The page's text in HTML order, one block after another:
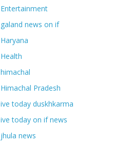
Entertainment
galand news on if
Haryana
Health
himachal
Himachal Pradesh
ive today duskhkarma
ive today on if news
jhula news